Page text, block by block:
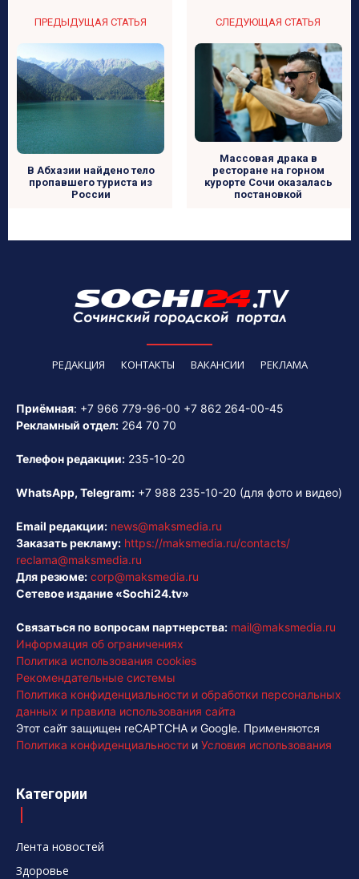
ПРЕДЫДУЩАЯ СТАТЬЯ
В Абхазии найдено тело
пропавшего туриста из
России
СЛЕДУЮЩАЯ СТАТЬЯ
Массовая драка в
ресторане на горном
курорте Сочи оказалась
постановкой
РЕДАКЦИЯ КОНТАКТЫ ВАКАНСИИ РЕКЛАМА
Приёмная: +7 966 779-96-00 +7 862 264-00-45
Рекламный отдел: 264 70 70
Телефон редакции: 235-10-20
WhatsApp, Telegram: +7 988 235-10-20 (для фото и видео)
Email редакции: news@maksmedia.ru
Заказать рекламу: https://maksmedia.ru/contacts/
reclama@maksmedia.ru
Для резюме: corp@maksmedia.ru
Сетевое издание «Sochi24.tv»
Связаться по вопросам партнерства: mail@maksmedia.ru
Информация об ограничениях
Политика использования cookies
Рекомендательные системы
Политика конфиденциальности и обработки персональных
данных и правила использования сайта
Этот сайт защищен reCAPTCHA и Google. Применяются
Политика конфиденциальности и Условия использования
Категории
Лента новостей
Здоровье